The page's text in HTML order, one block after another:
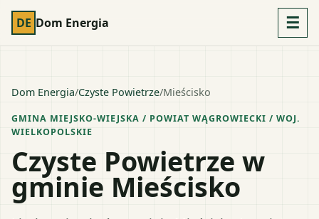
DE Dom Energia ☰
Dom Energia/Czyste Powietrze/Mieścisko
GMINA MIEJSKO-WIEJSKA / POWIAT WĄGROWIECKI / WOJ.
WIELKOPOLSKIE
Czyste Powietrze w
gminie Mieścisko